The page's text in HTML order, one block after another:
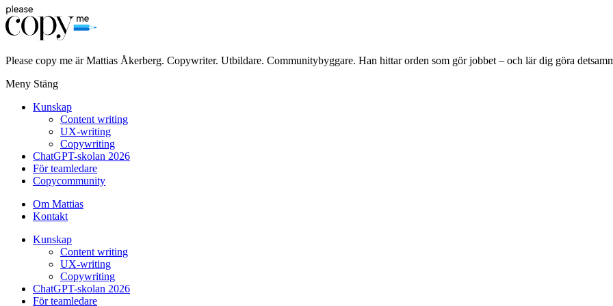
Please copy me är Mattias Åkerberg. Copywriter. Utbildare. Communitybyggare. Han hittar orden som gör jobbet – och lär dig göra
Meny Stäng
Kunskap
Content writing
UX-writing
Copywriting
ChatGPT-skolan 2026
För teamledare
Copycommunity
Om Mattias
Kontakt
Kunskap
Content writing
UX-writing
Copywriting
ChatGPT-skolan 2026
För teamledare